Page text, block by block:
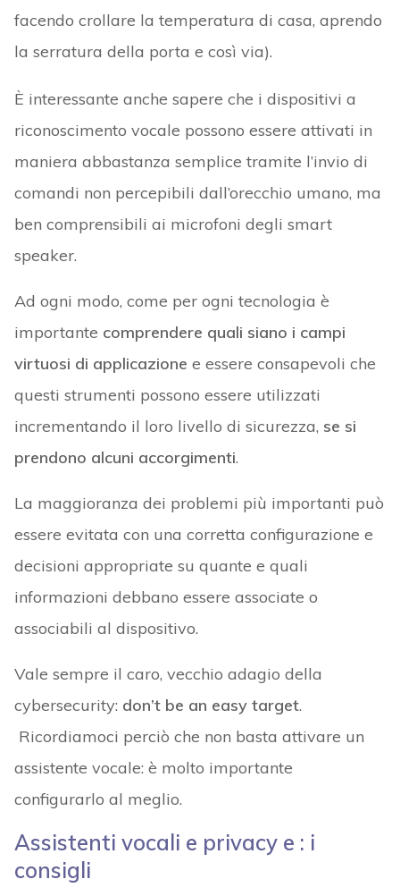
facendo crollare la temperatura di casa, aprendo
la serratura della porta e così via).
È interessante anche sapere che i dispositivi a
riconoscimento vocale possono essere attivati in
maniera abbastanza semplice tramite l’invio di
comandi non percepibili dall’orecchio umano, ma
ben comprensibili ai microfoni degli smart
speaker.
Ad ogni modo, come per ogni tecnologia è
importante comprendere quali siano i campi
virtuosi di applicazione e essere consapevoli che
questi strumenti possono essere utilizzati
incrementando il loro livello di sicurezza, se si
prendono alcuni accorgimenti.
La maggioranza dei problemi più importanti può
essere evitata con una corretta configurazione e
decisioni appropriate su quante e quali
informazioni debbano essere associate o
associabili al dispositivo.
Vale sempre il caro, vecchio adagio della
cybersecurity: don’t be an easy target.
Ricordiamoci perciò che non basta attivare un
assistente vocale: è molto importante
configurarlo al meglio.
Assistenti vocali e privacy e : i
consigli